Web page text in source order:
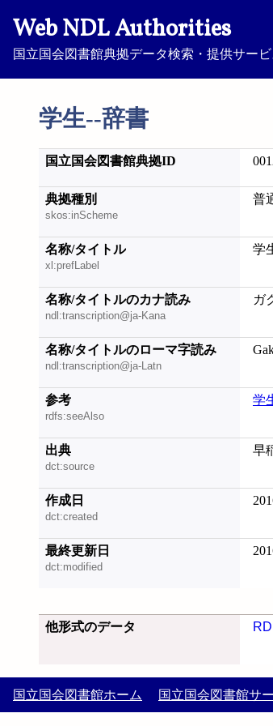
Web NDL Authorities
国立国会図書館典拠データ検索・提供サービ
学生--辞書
国立国会図書館典拠ID
典拠種別
skos:inScheme
普
名称/タイトル
xl:prefLabel
学
名称/タイトルのカナ読み
ndl:transcription@ja-Kana
ガ
名称/タイトルのローマ字読み
ndl:transcription@ja-Latn
参考
rdfs:seeAlso
学
出典
dct:source
早
作成日
dct:created
最終更新日
dct:modified
他形式のデータ
国立国会図書館ホーム 国立国会図書館サ